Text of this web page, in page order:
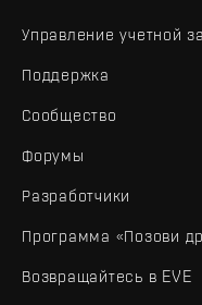
Управление учетной
Поддержка
Сообщество
Форумы
Разработчики
Программа «Позови
Возвращайтесь в EVE